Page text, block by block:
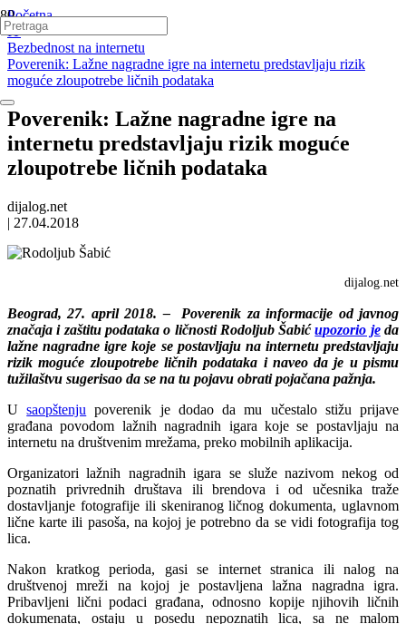
Početna
IT
Bezbednost na internetu
Poverenik: Lažne nagradne igre na internetu predstavljaju rizik
moguće zloupotrebe ličnih podataka
Poverenik: Lažne nagradne igre na
internetu predstavljaju rizik moguće
zloupotrebe ličnih podataka
dijalog.net
| 27.04.2018
dijalog.net
Beograd, 27. april 2018. – Poverenik za informacije od javnog
značaja i zaštitu podataka o ličnosti Rodoljub Šabićupozorio jeda
lažne nagradne igre koje se postavljaju na internetu predstavljaju
rizik moguće zloupotrebe ličnih podataka i naveo da je u pismu
tužilaštvu sugerisao da se na tu pojavu obrati pojačana pažnja.
Usaopštenju poverenik je dodao da mu učestalo stižu prijave
građana povodom lažnih nagradnih igara koje se postavljaju na
internetu na društvenim mrežama, preko mobilnih aplikacija.
Organizatori lažnih nagradnih igara se služe nazivom nekog od
poznatih privrednih društava ili brendova i od učesnika traže
dostavljanje fotografije ili skeniranog ličnog dokumenta, uglavnom
lične karte ili pasoša, na kojoj je potrebno da se vidi fotografija tog
lica.
Nakon kratkog perioda, gasi se internet stranica ili nalog na
društvenoj mreži na kojoj je postavljena lažna nagradna igra.
Pribavljeni lični podaci građana, odnosno kopije njihovih ličnih
dokumenata, ostaju u posedu nepoznatih lica, sa ne malom